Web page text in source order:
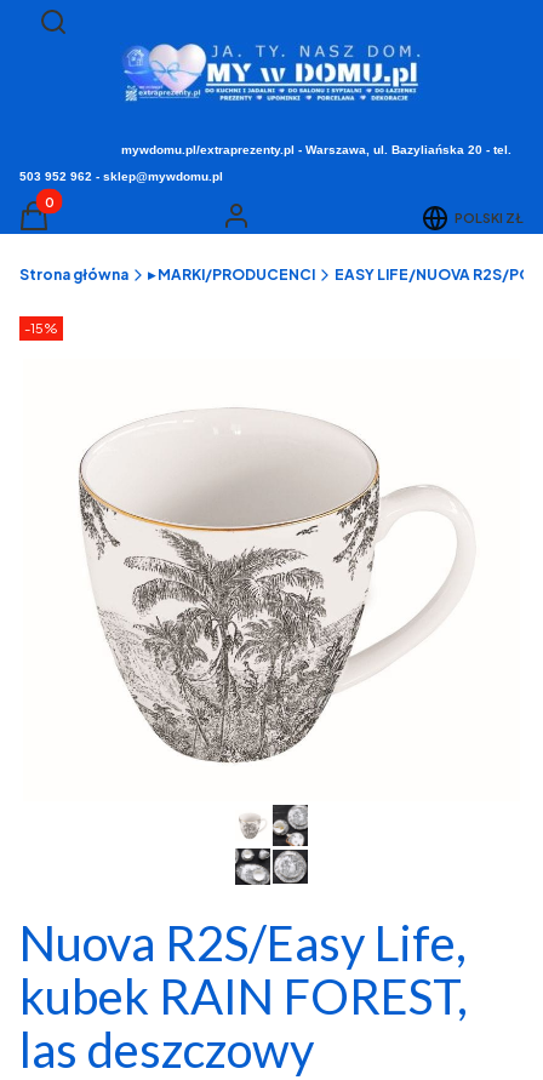
Otwórz wyszukiwarkę
Szukaj
mywdomu.pl/extraprezenty.pl - Warszawa, ul. Bazyliańska 20 - tel.
503 952 962 - sklep@mywdomu.pl
Produkty w koszyku: 0. Zobacz szczegóły
Koszyk Zaloguj się POLSKI ZŁ
Strona główna ▸ MARKI/PRODUCENCI EASY LIFE/NUOVA R2S/
Etykiety produktu
-15%
Nuova R2S/Easy Life,
kubek RAIN FOREST,
las deszczowy